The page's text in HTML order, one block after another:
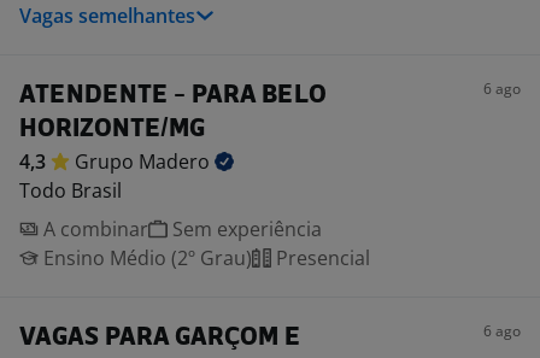
Vagas semelhantes
ATENDENTE - PARA BELO
HORIZONTE/MG
6 ago
4,3 Grupo Madero
Todo Brasil
A combinar
Sem experiência
Ensino Médio (2º Grau)
Presencial
VAGAS PARA GARÇOM E
6 ago